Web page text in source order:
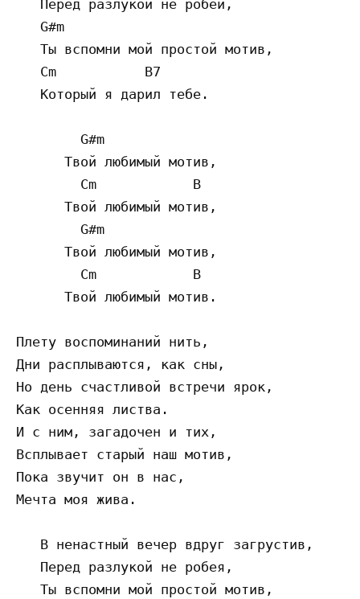
   Перед разлукой не робей,
   G#m
   Ты вспомни мой простой мотив,
   Cm           B7
   Который я дарил тебе.
        G#m
      Твой любимый мотив,
        Cm            B
      Твой любимый мотив,
        G#m
      Твой любимый мотив,
        Cm            B
      Твой любимый мотив.
Плету воспоминаний нить,
Дни расплываются, как сны,
Но день счастливой встречи ярок,
Как осенняя листва.
И с ним, загадочен и тих,
Всплывает старый наш мотив,
Пока звучит он в нас,
Мечта моя жива.
   В ненастный вечер вдруг загрустив,
   Перед разлукой не робея,
   Ты вспомни мой простой мотив,